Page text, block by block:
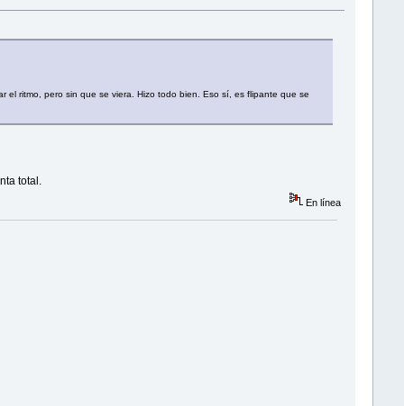
el ritmo, pero sin que se viera. Hizo todo bien. Eso sí, es flipante que se
total.
En línea